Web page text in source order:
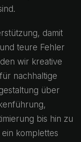
damit
teure Fehler
wir kreative
nachhaltige
über
bis hin zu
komplettes